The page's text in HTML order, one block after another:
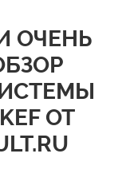
ОЧЕНЬ
ОТ